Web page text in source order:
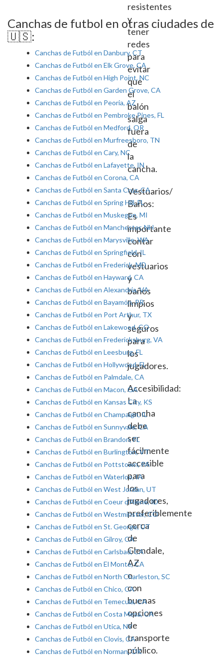
resistentes
y
tener
redes
para
evitar
que
el
balón
salga
fuera
de
la
cancha.
Vestuarios/
Baños:
Es
importante
contar
con
vestuarios
y
baños
limpios
y
seguros
para
los
jugadores.
Accesibilidad:
La
cancha
debe
ser
fácilmente
accesible
para
los
jugadores,
preferiblemente
cerca
de
Glendale,
AZ
o
con
buenas
opciones
de
transporte
público.
Canchas de futbol en otras ciudades de
🇺🇸:
Canchas de Futból en Danbury, CT
Canchas de Futból en Elk Grove, CA
Canchas de Futból en High Point, NC
Canchas de Futból en Garden Grove, CA
Canchas de Futból en Peoria, AZ
Canchas de Futból en Pembroke Pines, FL
Canchas de Futból en Medford, OR
Canchas de Futból en Murfreesboro, TN
Canchas de Futból en Cary, NC
Canchas de Futból en Lafayette, IN
Canchas de Futból en Corona, CA
Canchas de Futból en Santa Cruz, CA
Canchas de Futból en Spring Hill, FL
Canchas de Futból en Muskegon, MI
Canchas de Futból en Manchester, NH
Canchas de Futból en Marysville, WA
Canchas de Futból en Springfield, IL
Canchas de Futból en Frederick, MD
Canchas de Futból en Hayward, CA
Canchas de Futból en Alexandria, VA
Canchas de Futból en Bayamón, PR
Canchas de Futból en Port Arthur, TX
Canchas de Futból en Lakewood, CO
Canchas de Futból en Fredericksburg, VA
Canchas de Futból en Leesburg, FL
Canchas de Futból en Hollywood, FL
Canchas de Futból en Palmdale, CA
Canchas de Futból en Macon, GA
Canchas de Futból en Kansas City, KS
Canchas de Futból en Champaign, IL
Canchas de Futból en Sunnyvale, CA
Canchas de Futból en Brandon, FL
Canchas de Futból en Burlington, VT
Canchas de Futból en Pottstown, PA
Canchas de Futból en Waterloo, IA
Canchas de Futból en West Jordan, UT
Canchas de Futból en Coeur d'Alene, ID
Canchas de Futból en Westminster, CO
Canchas de Futból en St. George, UT
Canchas de Futból en Gilroy, CA
Canchas de Futból en Carlsbad, CA
Canchas de Futból en El Monte, CA
Canchas de Futból en North Charleston, SC
Canchas de Futból en Chico, CA
Canchas de Futból en Temecula, CA
Canchas de Futból en Costa Mesa, CA
Canchas de Futból en Utica, NY
Canchas de Futból en Clovis, CA
Canchas de Futból en Norman, OK